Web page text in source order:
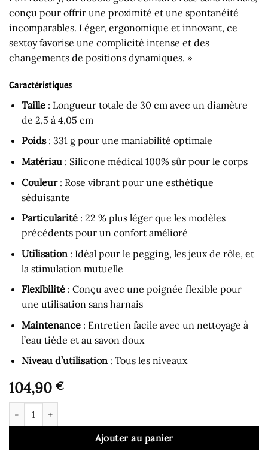
conçu pour offrir une proximité et une spontanéité
incomparables. Léger, ergonomique et innovant, ce
sextoy favorise une complicité intense et des
changements de positions dynamiques. »
Caractéristiques
Taille: Longueur totale de 30 cm avec un diamètre
de 2,5 à 4,05 cm
Poids: 331 g pour une maniabilité optimale
Matériau: Silicone médical 100% sûr pour le corps
Couleur: Rose vibrant pour une esthétique
séduisante
Particularité: 22 % plus léger que les modèles
précédents pour un confort amélioré
Utilisation: Idéal pour le pegging, les jeux de rôle, et
la stimulation mutuelle
Flexibilité: Conçu avec une poignée flexible pour
une utilisation sans harnais
Maintenance: Entretien facile avec un nettoyage à
l’eau tiède et au savon doux
Niveau d’utilisation : Tous les niveaux
104,90 €
quantité de Gode Ceinture - Harnais Double Gode Rose
Ajouter au panier